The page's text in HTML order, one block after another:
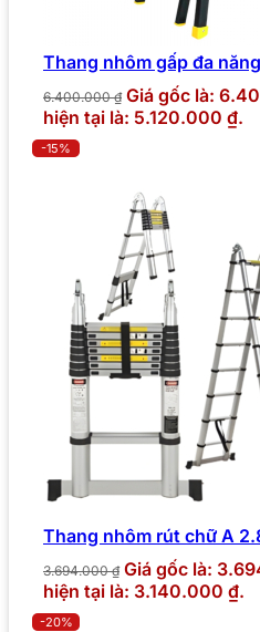
Thang nhôm gấp đa
6.400.000₫ Giá gốc là:
hiện tại là: 5.120.000 ₫.
-15%
Thang nhôm rút chữ A
3.694.000₫ Giá gốc là:
hiện tại là: 3.140.000 ₫.
-20%